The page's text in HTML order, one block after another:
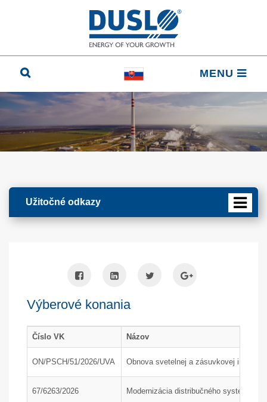
MENU
Užitočné odkazy
Výberové konania
Číslo VK Názov
ON/PSCH/51/2026/UVA Obnova svetelnej a zásuvkovej
67/6263/2026 Modernizácia distribučného systému